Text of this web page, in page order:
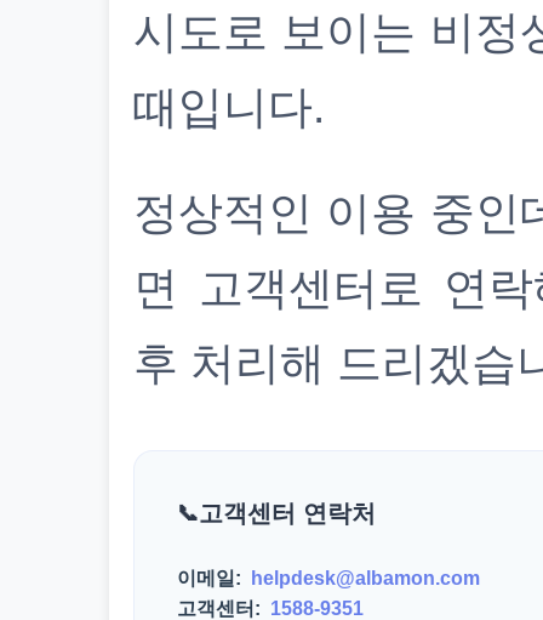
시도로 보이는 비정
때입니다.
정상적인 이용 중인
면 고객센터로 연
후 처리해 드리겠습
고객센터 연락처
이메일:
helpdesk@albamon.com
고객센터: 1588-9351